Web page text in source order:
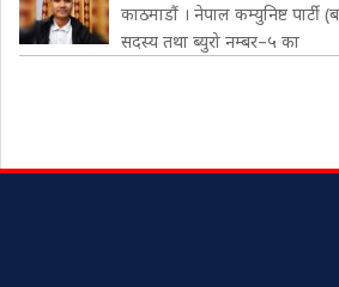
काठमाडौं । नेपाल कम्युनिष्ट पार्टी
सदस्य तथा ब्युरो नम्बर–५ का